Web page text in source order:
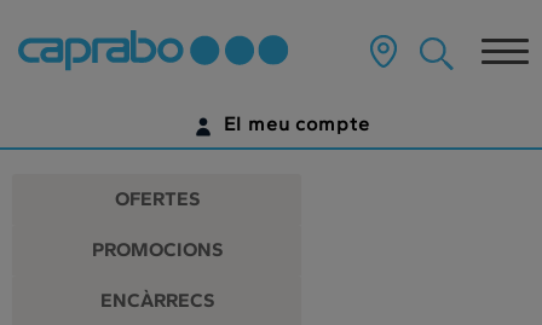
Promocions
descomptes
als
nostres
supermercats
contingut
pàgina
El meu compte
ENCARA NO TENS UN COMPTE DIGITAL?
OFERTES
PROMOCIONS
ENCÀRRECS